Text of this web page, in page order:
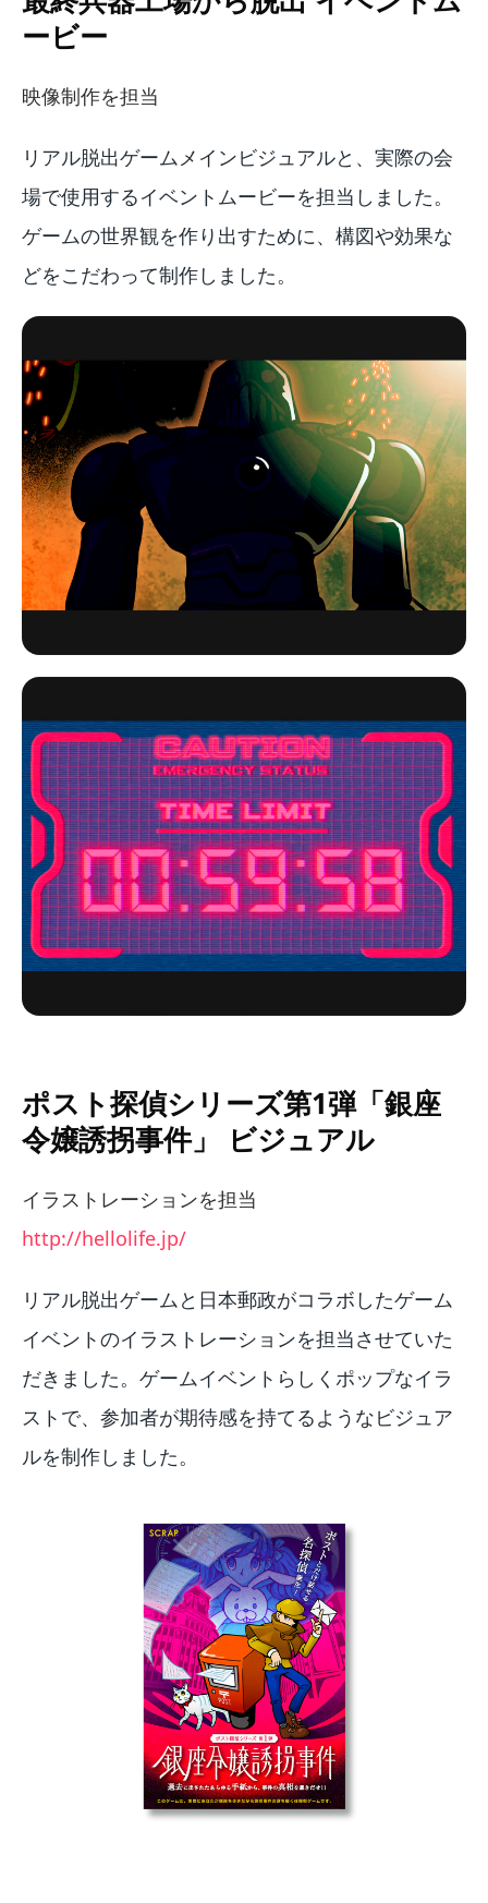
ービー
映像制作を担当
リアル脱出ゲームメインビジュアルと、実際の会
場で使用するイベントムービーを担当しました。
ゲームの世界観を作り出すために、構図や効果な
どをこだわって制作しました。
ポスト探偵シリーズ第1弾「銀座
令嬢誘拐事件」 ビジュアル
イラストレーションを担当
http://hellolife.jp/
リアル脱出ゲームと日本郵政がコラボしたゲーム
イベントのイラストレーションを担当させていた
だきました。ゲームイベントらしくポップなイラ
ストで、参加者が期待感を持てるようなビジュア
ルを制作しました。